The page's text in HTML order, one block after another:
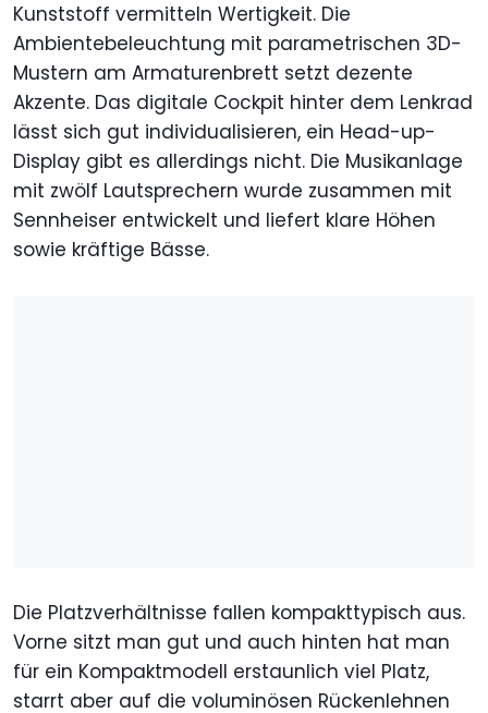
Kunststoff vermitteln Wertigkeit. Die
Ambientebeleuchtung mit parametrischen 3D-
Mustern am Armaturenbrett setzt dezente
Akzente. Das digitale Cockpit hinter dem Lenkrad
lässt sich gut individualisieren, ein Head-up-
Display gibt es allerdings nicht. Die Musikanlage
mit zwölf Lautsprechern wurde zusammen mit
Sennheiser entwickelt und liefert klare Höhen
sowie kräftige Bässe.
Die Platzverhältnisse fallen kompakttypisch aus.
Vorne sitzt man gut und auch hinten hat man
für ein Kompaktmodell erstaunlich viel Platz,
starrt aber auf die voluminösen Rückenlehnen